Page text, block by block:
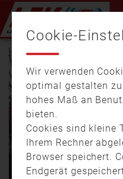
Cookie-
Wir verwenden
optimal gestalten
hohes Maß an
bieten.
Cookies sind kleine
Ihrem Rechner
Browser speichert.
Endgerät